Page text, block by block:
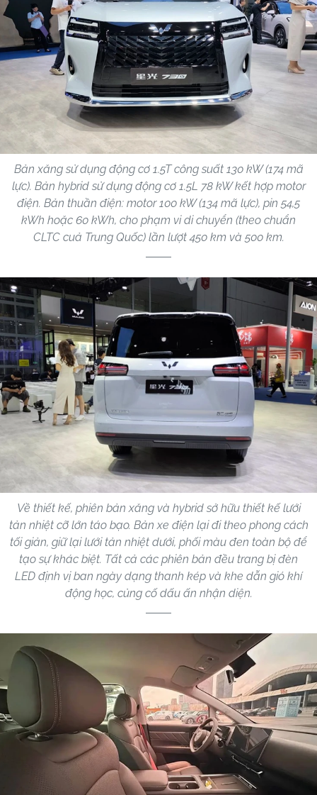
Bản xăng sử dụng động cơ 1.5T công suất 130 kW (174 mã
lực). Bản hybrid sử dụng động cơ 1.5L 78 kW kết hợp motor
điện. Bản thuần điện: motor 100 kW (134 mã lực), pin 54,5
kWh hoặc 60 kWh, cho phạm vi di chuyển (theo chuẩn
CLTC cuả Trung Quốc) lần lượt 450 km và 500 km.
Về thiết kế, phiên bản xăng và hybrid sở hữu thiết kế lưới
tản nhiệt cỡ lớn táo bạo. Bản xe điện lại đi theo phong cách
tối giản, giữ lại lưới tản nhiệt dưới, phối màu đen toàn bộ để
tạo sự khác biệt. Tất cả các phiên bản đều trang bị đèn
LED định vị ban ngày dạng thanh kép và khe dẫn gió khí
động học, củng cố dấu ấn nhận diện.